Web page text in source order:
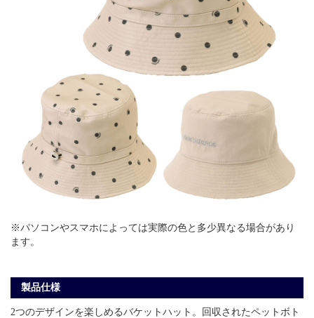
※パソコンやスマホによっては実際の色と多少異なる場合があり
ます。
製品仕様
2つのデザインを楽しめるバケットハット。回収されたペットボト